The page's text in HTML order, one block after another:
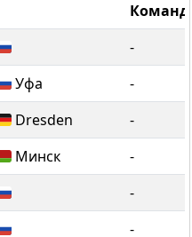
-
Уфа
-
Dresden
-
Минск
-
-
-